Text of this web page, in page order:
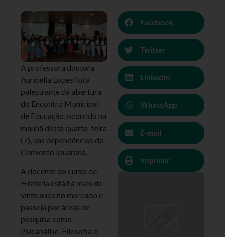
A professora doutora
Auricelia Lopes foi a
palestrante da abertura
do Encontro Municipal
de Educação, ocorrido na
manhã desta quarta-feira
(7), nas dependências do
Convento Ipuarana.
A docente do curso de
História está há mais de
vinte anos no mercado e
passeia por áreas de
pesquisa como
Psicanálise, Filosofia e
Facebook
Twitter
LinkedIn
WhatsApp
E-mail
Imprimir